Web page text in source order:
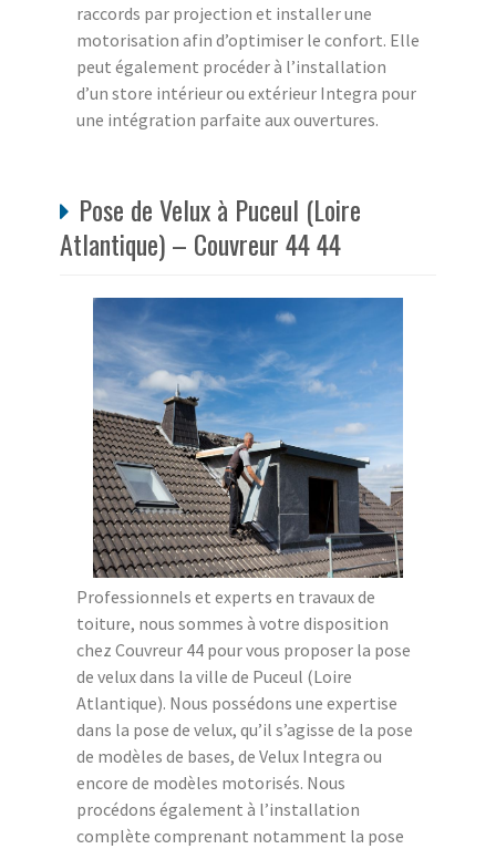
raccords par projection et installer une
motorisation afin d’optimiser le confort. Elle
peut également procéder à l’installation
d’un store intérieur ou extérieur Integra pour
une intégration parfaite aux ouvertures.
Pose de Velux à Puceul (Loire
Atlantique) – Couvreur 44 44
Professionnels et experts en travaux de
toiture, nous sommes à votre disposition
chez Couvreur 44 pour vous proposer la pose
de velux dans la ville de Puceul (Loire
Atlantique). Nous possédons une expertise
dans la pose de velux, qu’il s’agisse de la pose
de modèles de bases, de Velux Integra ou
encore de modèles motorisés. Nous
procédons également à l’installation
complète comprenant notamment la pose